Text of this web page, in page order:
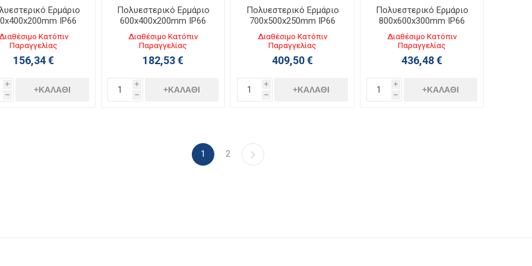
Ερμάριο
IP66
Marina 036252
Κατόπιν
Παραγγελίας
156,34 €
i
h
+ΚΑΛΆΘΙ
Πολυεστερικό Ερμάριο
600x400x200mm IP66
Marina 036255
Διαθέσιμο Κατόπιν
Παραγγελίας
182,53 €
i
h
+ΚΑΛΆΘΙ
Πολυεστερικό Ερμάριο
700x500x250mm IP66
Marina 036256
Διαθέσιμο Κατόπιν
Παραγγελίας
409,50 €
i
h
+ΚΑΛΆΘΙ
Πολυεστερικό Ερμάριο
800x600x300mm IP66
Marina 036261
Διαθέσιμο Κατόπιν
Παραγγελίας
436,48 €
i
h
+ΚΑΛΆΘΙ
1 2